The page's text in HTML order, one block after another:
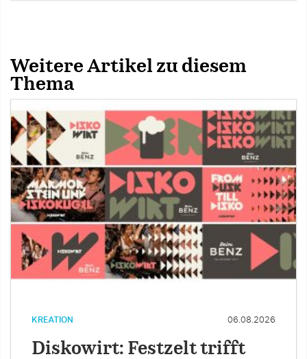
Weitere Artikel zu diesem
Thema
KREATION 06.08.2026
Diskowirt: Festzelt trifft